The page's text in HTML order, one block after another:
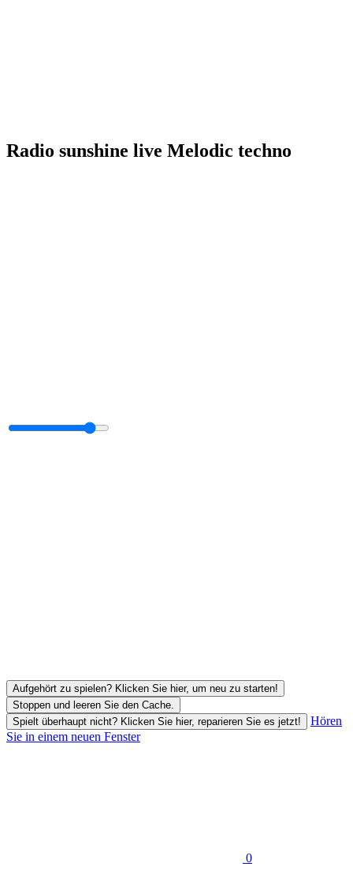
Radio sunshine live Melodic techno
Aufgehört zu spielen? Klicken Sie hier, um neu zu starten!
Stoppen und leeren Sie den Cache.
Spielt überhaupt nicht? Klicken Sie hier, reparieren Sie es jetzt!
Hören
Sie in einem neuen Fenster
0